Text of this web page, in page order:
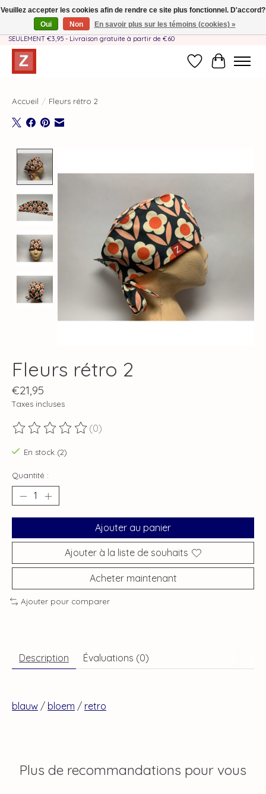
Fait à la main par une équipe mère-fille❤️ - Frais de livraison BE & NL
SEULEMENT €3,95 - Livraison gratuite à partir de €60
Liste dePanier
Accueil / Fleurs rétro 2
Fleurs rétro 2
€21,95
Taxes incluses
Ce produit est évalué à
(0)
En stock (2)
Quantité :
Ajouter au panier
Ajouter à la liste de souhaits
Acheter maintenant
Ajouter pour comparer
Description Évaluations (0)
blauw / bloem / retro
Plus de recommandations pour vous
Veuillez accepter les cookies afin de rendre ce site plus fonctionnel. D'accord?
Oui
Non En savoir plus sur les témoins (cookies) »